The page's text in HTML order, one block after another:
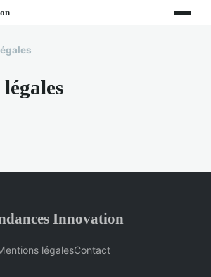
Innovation
légalesContact